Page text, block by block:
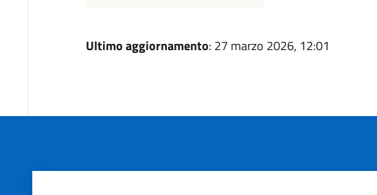
Ultimo aggiornamento: 27 marzo 2026, 12:01